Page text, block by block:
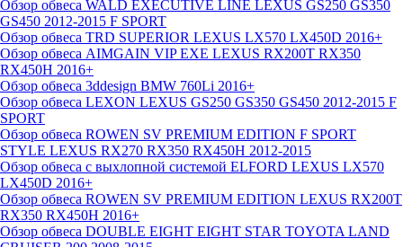
Обзор обвеса WALD EXECUTIVE LINE LEXUS GS250 GS350
GS450 2012-2015 F SPORT
Обзор обвеса TRD SUPERIOR LEXUS LX570 LX450D 2016+
Обзор обвеса AIMGAIN VIP EXE LEXUS RX200T RX350
RX450H 2016+
Обзор обвеса 3ddesign BMW 760Li 2016+
Обзор обвеса LEXON LEXUS GS250 GS350 GS450 2012-2015 F
SPORT
Обзор обвеса ROWEN SV PREMIUM EDITION F SPORT
STYLE LEXUS RX270 RX350 RX450H 2012-2015
Обзор обвеса c выхлопной системой ELFORD LEXUS LX570
LX450D 2016+
Обзор обвеса ROWEN SV PREMIUM EDITION LEXUS RX200T
RX350 RX450H 2016+
Обзор обвеса DOUBLE EIGHT EIGHT STAR TOYOTA LAND